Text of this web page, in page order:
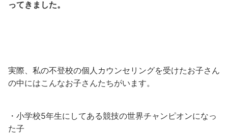
ってきました。
実際、私の不登校の個人カウンセリングを受けたお子さん
の中にはこんなお子さんたちがいます。
・小学校5年生にしてある競技の世界チャンピオンになっ
た子